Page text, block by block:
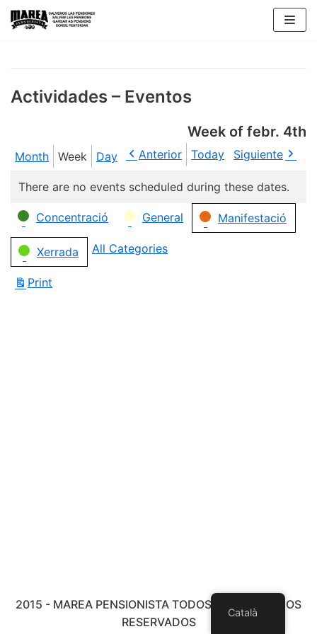
Skip
Actividades – Eventos
Week of febr. 4th
Month Week Day Anterior Today Siguiente
There are no events scheduled during these dates.
Categories
Concentració General Manifestació
Xerrada All Categories
Print
2015 - MAREA PENSIONISTA TODOS LOS DERECHOS
RESERVADOS
Català